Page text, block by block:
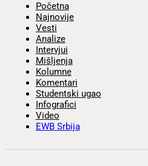
Početna
Najnovije
Vesti
Analize
Intervjui
Mišljenja
Kolumne
Komentari
Studentski ugao
Infografici
Video
EWB Srbija